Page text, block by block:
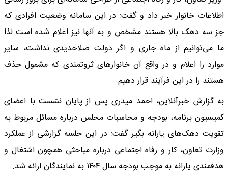
اطلاعات خانوار خبر داد و گفت: در این سامانه وضعیت افرادی که
جز سه دهک بالا هستند مشخص و به آنها نیز اعلام شده است لذا
ما می‌توانیم از ماه جاری و اگر دولت صلاحدیدی نداشت، سایر
موارد را اعلام و در واقع آن خانوارهای ثروتمندی که مشمول حذف
هستند را در این فرآیند قرار دهیم.
به گزارش خبرآنلاین، احمد میدری پس از پایان نشست با اعضای
کمیسیون برنامه، بودجه و محاسبات مجلس درباره مسائل مربوط به
تقویت دهک‌های یارانه بگیر گفت: در این جلسه گزارشی از عملکرد
وزارت تعاون، کار و رفاه اجتماعی درباره مباحثی همچون اشتغال و
هدفمندی یارانه به موجب بودجه سال ۱۴۰۴ به نمایندگان ارائه شد.